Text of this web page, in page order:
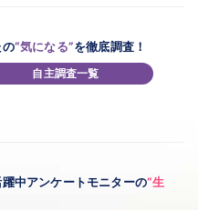
の“気になる”を徹底調査！
自主調査一覧
中アンケートモニターの“生